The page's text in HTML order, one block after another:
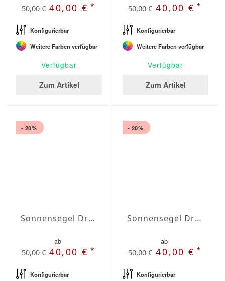
50,00 € 40,00 €*
Konfigurierbar
Weitere Farben verfügbar
Verfügbar
Zum Artikel
50,00 € 40,00 €*
Konfigurierbar
Weitere Farben verfügbar
Verfügbar
Zum Artikel
- 20%
Sonnensegel Dreieck rechtwinklig Wasserabweisend Agora 5 x 5 x 7,1m
ab
50,00 € 40,00 €*
Konfigurierbar
- 20%
Sonnensegel Dreieck rechtwinklig Wasserabweisend Agora 5,5 x 5,5 x 7,8m
ab
50,00 € 40,00 €*
Konfigurierbar